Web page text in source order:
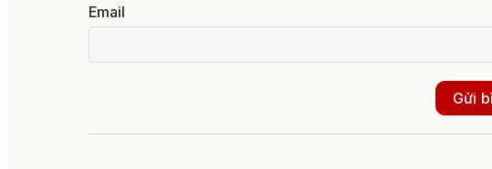
Email
Gửi